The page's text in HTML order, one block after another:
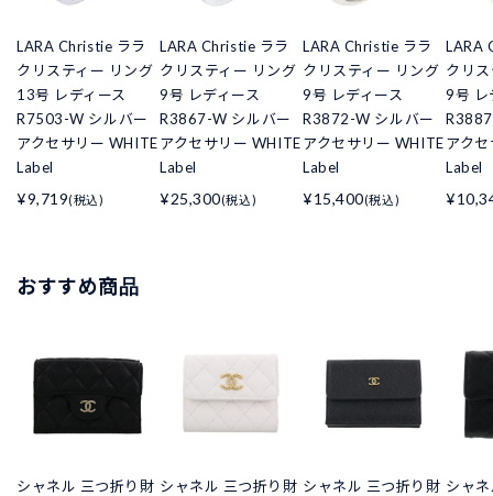
LARA Christie ララ
クリスティー リング
13号 レディース
R7503-W シルバー
アクセサリー WHITE
Label
¥9,719(税込)
LARA Christie ララ
クリスティー リング
9号 レディース
R3867-W シルバー
アクセサリー WHITE
Label
¥25,300(税込)
LARA Christie ララ
クリスティー リング
9号 レディース
R3872-W シルバー
アクセサリー WHITE
Label
¥15,400(税込)
LARA
クリ
9号 レ
アク
Label
おすすめ商品
シャネル 三つ折り財 シャネル 三つ折り財 シャネル 三つ折り財 シャ